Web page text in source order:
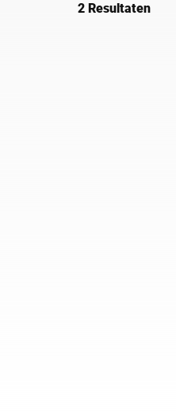
2 Resultaten